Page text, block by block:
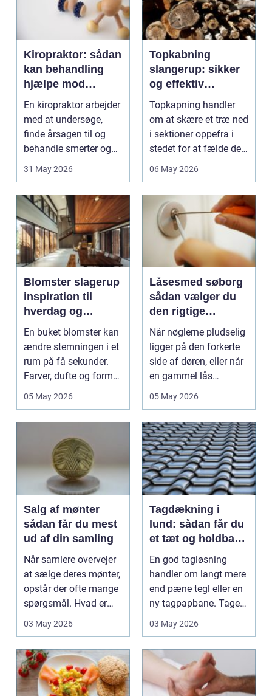
Kiropraktor: sådan
kan behandling
hjælpe mod
smerter i muskler
og led
En kiropraktor arbejder
med at undersøge,
finde årsagen til og
behandle smerter og
gene...
31 May 2026
Topkabning
slangerup: sikker
og effektiv
beskæring af store
træer
Topkapning handler
om at skære et træ ned
i sektioner oppefra i
stedet for at fælde det
i ét hug. I ...
06 May 2026
Blomster slagerup
inspiration til
hverdag og
særlige øjeblikke
En buket blomster kan
ændre stemningen i et
rum på få sekunder.
Farver, dufte og former
skaber ro, g...
05 May 2026
Låsesmed søborg
sådan vælger du
den rigtige
låsepartner
Når nøglerne pludselig
ligger på den forkerte
side af døren, eller når
en gammel lås
begynder at dri...
05 May 2026
Salg af mønter
sådan får du mest
ud af din samling
Når samlere overvejer
at sælge deres mønter,
opstår der ofte mange
spørgsmål. Hvad er
mønterne værd?...
03 May 2026
Tagdækning i
lund: sådan får du
et tæt og holdbart
tag
En god tagløsning
handler om langt mere
end pæne tegl eller en
ny tagpapbane. Taget
er husets vigtig...
03 May 2026